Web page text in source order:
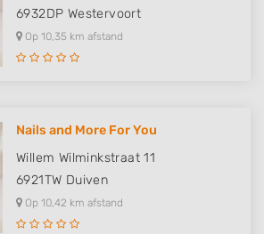
6932DP Westervoort
Op 10,35 km afstand
Nails and More For You
Willem Wilminkstraat 11
6921TW Duiven
Op 10,42 km afstand